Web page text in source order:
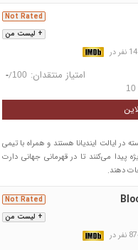
+ لیست من
Not Rated
امتیاز منتقدان: -/100
10
ایالت ایندیانا هستند و همراه با تیمی
پیدا می‌کنند تا در قهرمانی جهانی دارت
دهند.
+ لیست من
Not Rated